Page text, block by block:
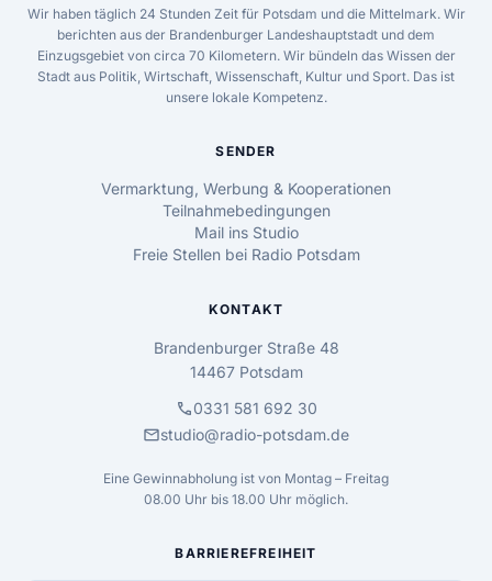
Wir haben täglich 24 Stunden Zeit für Potsdam und die Mittelmark. Wir
berichten aus der Brandenburger Landeshauptstadt und dem
Einzugsgebiet von circa 70 Kilometern. Wir bündeln das Wissen der
Stadt aus Politik, Wirtschaft, Wissenschaft, Kultur und Sport. Das ist
unsere lokale Kompetenz.
SENDER
Vermarktung, Werbung & Kooperationen
Teilnahmebedingungen
Mail ins Studio
Freie Stellen bei Radio Potsdam
KONTAKT
Brandenburger Straße 48
14467 Potsdam
call0331 581 692 30
mailstudio@radio-potsdam.de
Eine Gewinnabholung ist von Montag – Freitag
08.00 Uhr bis 18.00 Uhr möglich.
BARRIEREFREIHEIT